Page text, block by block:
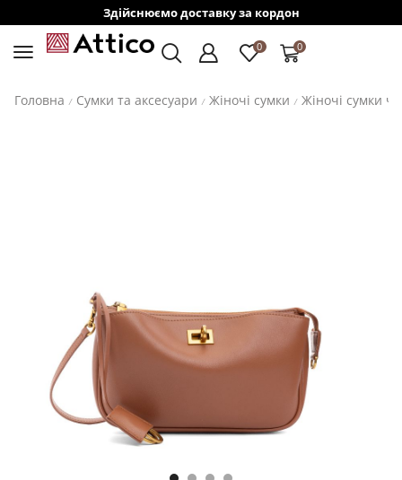
Здійснюємо доставку за кордон
0 0
Головна / Сумки та аксесуари / Жіночі сумки / Жіночі сумки